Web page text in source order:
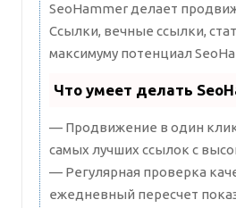
SeoHammer делает
Ссылки, вечные ссылки,
максимуму потенциал
Что умеет делать
— Продвижение в один
самых лучших ссылок с
— Регулярная проверка
ежедневный пересчет